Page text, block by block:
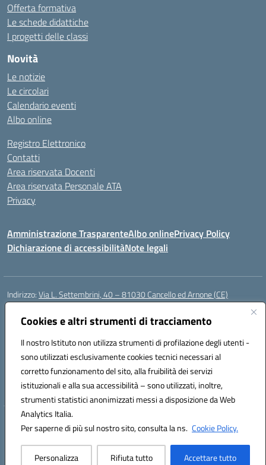
Cookies e altri strumenti di tracciamento
Il nostro Istituto non utilizza strumenti di profilazione degli utenti -
sono utilizzati esclusivamente cookies tecnici necessari al
corretto funzionamento del sito, alla fruibilità dei servizi
istituzionali e alla sua accessibilità – sono utilizzati, inoltre,
strumenti statistici anonimizzati messi a disposizione da Web
Analytics Italia.
Per saperne di più sul nostro sito, consulta la ns. Cookie Policy.
Personalizza Rifiuta tutto Accettare tutto
Offerta formativa
Le schede didattiche
I progetti delle classi
Novità
Le notizie
Le circolari
Calendario eventi
Albo online
Registro Elettronico
Contatti
Area riservata Docenti
Area riservata Personale ATA
Privacy
Amministrazione TrasparenteAlbo onlinePrivacy Policy
Dichiarazione di accessibilitàNote legali
Indirizzo:Via L. Settembrini, 40 – 81030 Cancello ed Arnone (CE)
Centralino:
Posta elettronica certificata (PEC):ceic818008@pec.istruzione.it
Codice fiscale: 80009710619
Codice meccanografico:CEIC818008
Codice Indice delle Pubbliche Amministrazioni (IPA): istsc_ceic818008
Codice unico di fatturazione (CUF): UF0QMA
Hosting & Powered by 3D Solution S.r.l.
Concept & Design by Designers Italia